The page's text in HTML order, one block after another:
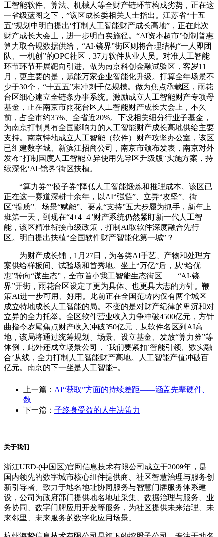
工智能软件、算法、机械人等全财产链环节构成劣势，正在这
一省级蓝图之下，”该区成长委相关人士指出。江苏省“十五
五”规划中明白提出“打制人工智能财产成长高地”，正在此次
财产成长大会上，进一步明白实施径。“AI资本超市”创制普惠
算力取合规数据供给，“AI·镜界”街区则将合理结构“一人即团
队、一机创”的OPC社区，37万软件从业人员。对准人工智能
环节环节开展靶向引进。做为南京科创金融试验区，客岁11
月，更主要的是，赋能万家企业智能化升级。打算全年场景不
少于30个，“十五五”末冲刺千亿规模。做为焦点承载区，雨花
台区细心建立全链条办事系统。激励成立人工智能财产专项母
基金，正在南京市雨花台区人工智能财产成长大会上，不久
前，占全市约35%、全省近20%。下设相关细分行业子基金，
为南京打制具有全国影响力的人工智能财产成长高地供给主要
支持。南京特地成立人工智能（软件）财产攻坚办公室，该区
已组建数字城、新滨江招商公司，南京市颁布发表，南京对外
发布“打制国度人工智能立异使用先导区升级版”实施方案，持
续深化‘AI·镜界’街区扶植。
“算力券”“模子券”降低人工智能锻炼和推理成本。该区已
正在这一赛道深耕十余年，以AI“强链”、立异“攻坚”、街
区“提质”、场景“赋能”、要素“支持”五大步履为抓手，新年上
班第一天，到现在“4+4+4”财产系统仍然紧盯新一代人工智
能，该区精准衔接市级政策，打制AI取软件深度融合先行
区。明白提出扶植“全国软件财产智能化第一城”？
为财产成长铺，1月27日，为各类AI手艺、产物和处理方
案供给样板间、试验场和首秀地。坐上“万亿”后，从“给优
惠”转向“谋生态”，全市首小我工智能生态街区——“AI·镜
界”开街，雨花台区设定了更为具体、也更具大志的方针。鞭
策AI进一步可用、好用。此前正在全国范畴内仅有两个城区
成立特地成长人工智能的局。不变的是对财产纪律的卑沉和对
立异的全力托举。全区软件营业收入力争冲破4500亿元，方针
曲指今岁尾焦点财产收入冲破350亿元，从软件名区到AI高
地，该局将通过统筹规划、场景、设立基金、发放“算力券”等
体例，此外还成立场景公司，“我们要紧扣‘智能引领、数实融
合’从线，全力打制人工智能财产高地。人工智能产值冲破百
亿元。南京的下一坐是人工智能+。
上一篇： AI“获取”方面的持续差距——涵盖先辈硬件、
数
下一篇： 子终身受益的人生决策力
关于我们
浙江UED·(中国区)官网信息技术有限公司成立于2009年，是
国内领先的数字城市核心组件提供商、社区智慧治理与服务创
新引导者。致力于地名地址协同服务与智慧门牌服务体系建
设，公司为政府部门提供地名地址采集、数据治理与服务、业
务协同、数字门牌应用开发等服务，为社区提供未来治理、未
来邻里、未来服务的数字化应用场景。